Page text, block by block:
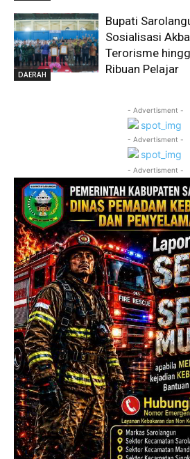
DAERAH
Bupati
Sosialisasi
Terorisme
Ribuan Pelajar
- Advertisment -
- Advertisment -
- Advertisment -